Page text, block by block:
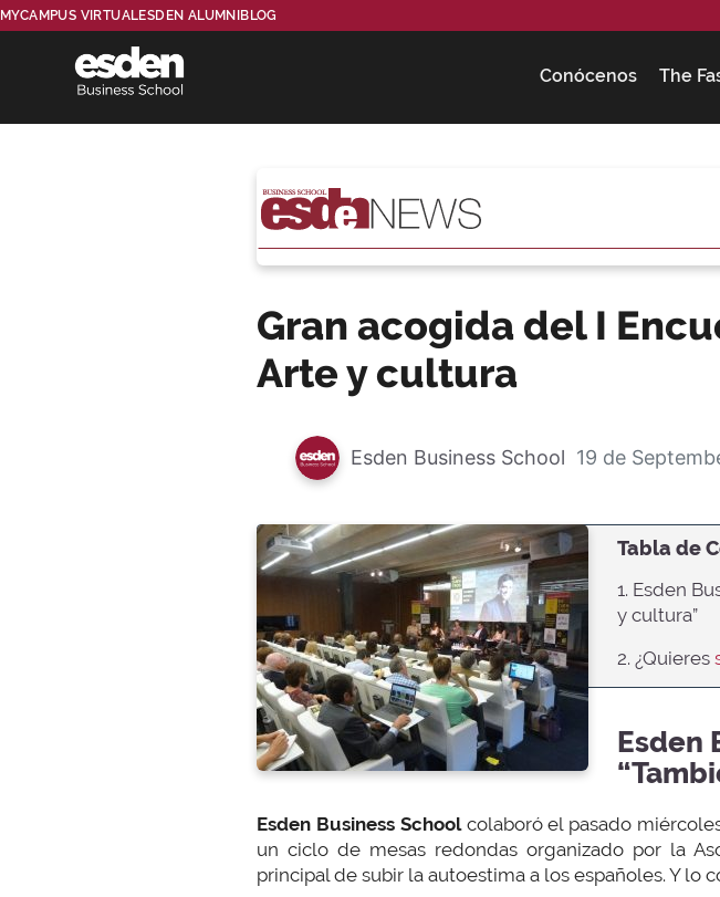
MYCAMPUS VIRTUALESDEN ALUMNI BLOG
Conócenos The
Gran acogida del I
Arte y cultura
Esden Business School 19 de
Tabla de
1. Esden
y cultura”
2. ¿Quieres
Esden
Esden Business Schoolcolaboró el pasado
un ciclo de mesas redondas organizado por la
principal de subir la autoestima a los españoles. Y lo